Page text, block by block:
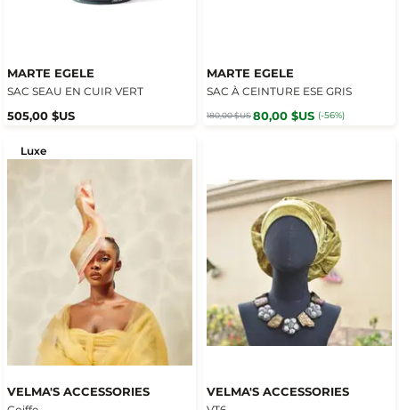
MARTE EGELE
SAC SEAU EN CUIR VERT
505,00 $US
MARTE EGELE
SAC À CEINTURE ESE GRIS
180,00 $US80,00 $US (-56%)
Luxe
VELMA'S ACCESSORIES VELMA'S ACCESSORIES